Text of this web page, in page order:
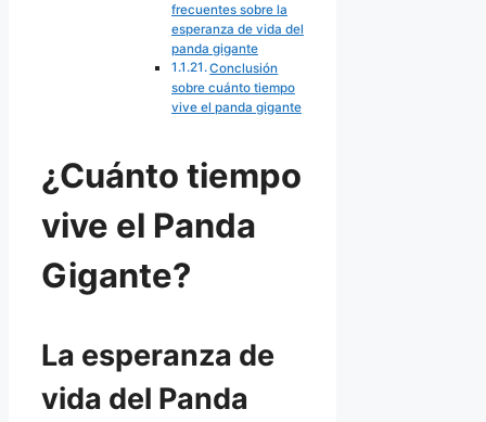
frecuentes sobre la
esperanza de vida del
panda gigante
Conclusión
sobre cuánto tiempo
vive el panda gigante
¿Cuánto tiempo
vive el Panda
Gigante?
La esperanza de
vida del Panda